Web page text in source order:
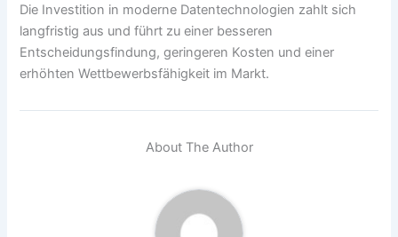
Die Investition in moderne Datentechnologien zahlt sich
langfristig aus und führt zu einer besseren
Entscheidungsfindung, geringeren Kosten und einer
erhöhten Wettbewerbsfähigkeit im Markt.
About The Author